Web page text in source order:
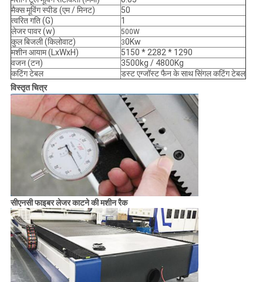
मैक्स मूविंग स्पीड (एम / मिनट)
50
त्वरित गति (G)
1
लेजर पावर (w)
500W
कुल बिजली (किलोवाट) 30Kw
मशीन आयाम (LxWxH)
5150 * 2282 * 1290
वजन (टन)
3500kg / 4800Kg
कटिंग टेबल
डस्ट एग्जॉस्ट फैन के साथ सिंगल कटिंग टेबल
विस्तृत चित्र
सीएनसी फाइबर लेजर काटने की मशीन रैक